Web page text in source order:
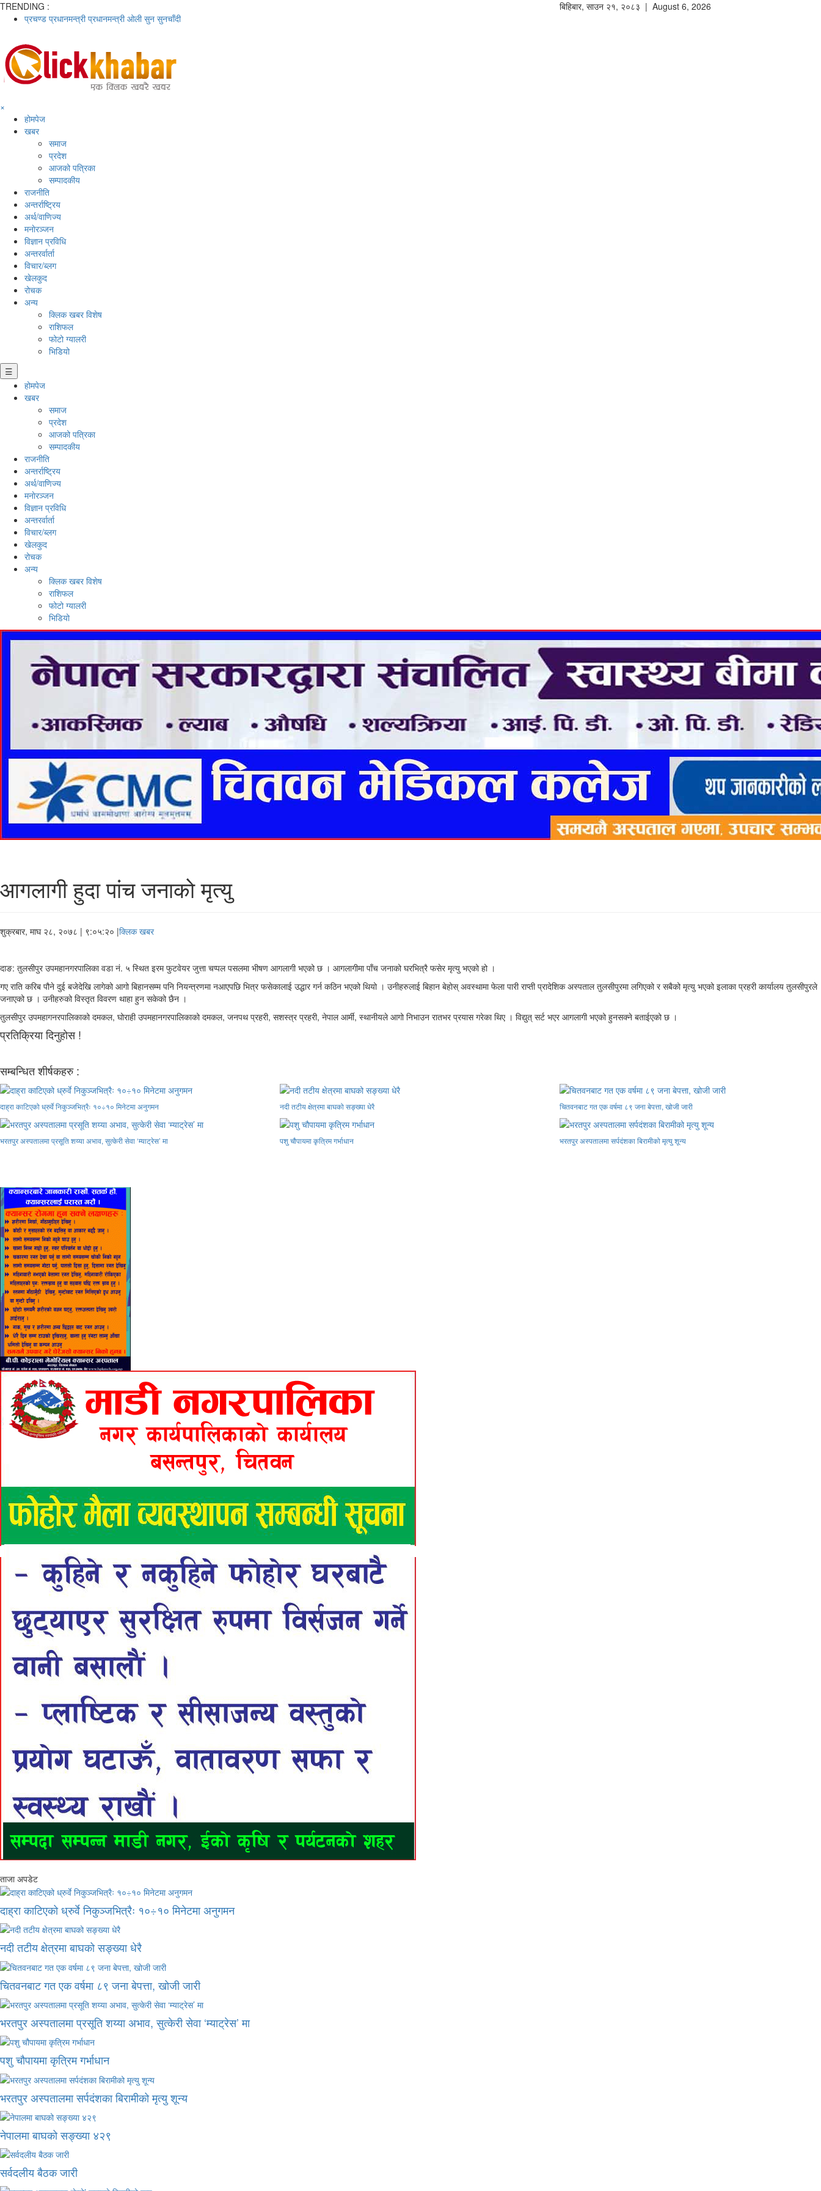
TRENDING :
प्रचण्ड प्रधानमन्त्री प्रधानमन्त्री ओली सुन सुनचाँदी
बिहिबार, साउन २१, २०८३ | August 6, 2026
×
होमपेज
खबर
समाज
प्रदेश
आजको पत्रिका
सम्पादकीय
राजनीति
अन्तर्राष्ट्रिय
अर्थ/वाणिज्य
मनाेरञ्जन
विज्ञान प्रविधि
अन्तरर्वार्ता
विचार/ब्लग
खेलकुद
रोचक
अन्य
क्लिक खबर विशेष
राशिफल
फोटो ग्यालरी
भिडियो
☰
होमपेज
खबर
समाज
प्रदेश
आजको पत्रिका
सम्पादकीय
राजनीति
अन्तर्राष्ट्रिय
अर्थ/वाणिज्य
मनाेरञ्जन
विज्ञान प्रविधि
अन्तरर्वार्ता
विचार/ब्लग
खेलकुद
रोचक
अन्य
क्लिक खबर विशेष
राशिफल
फोटो ग्यालरी
भिडियो
आगलागी हुदा पांच जनाकाे मृत्यु
शुक्रबार, माघ २८, २०७८ | ९:०५:२० |क्लिक खबर
दाङ: तुलसीपुर उपमहानगरपालिका वडा नं. ५ स्थित इरम फुटवेयर जुत्ता चप्पल पसलमा भीषण आगलागी भएको छ । आगलागीमा पाँच जनाको घरभित्रै फसेर मृत्यु भएको हो ।
गए राति करिब पौने दुई बजेदेखि लागेको आगो बिहानसम्म पनि नियन्त्रणमा नआएपछि भित्र फसेकालाई उद्धार गर्न कठिन भएको थियो । उनीहरुलाई बिहान बेहोस् अवस्थामा फेला पारी राप्ती प्रादेशिक अस्पताल तुलसीपुरमा लगिएको र सबैको मृत्यु भएको इलाका प्रहरी कार्यालय तुलसीपुरले
जनाएको छ । उनीहरुको विस्तृत विवरण थाहा हुन सकेको छैन ।
तुलसीपुर उपमहागनरपालिकाको दमकल, घोराही उपमहानगरपालिकाको दमकल, जनपथ प्रहरी, सशस्त्र प्रहरी, नेपाल आर्मी, स्थानीयले आगो निभाउन रातभर प्रयास गरेका थिए । विद्युत् सर्ट भएर आगलागी भएको हुनसक्ने बताईएको छ ।
प्रतिक्रिया दिनुहोस !
सम्बन्धित शीर्षकहरु :
दाह्रा काटिएको ध्रुर्वे निकुञ्जभित्रैः १०÷१० मिनेटमा अनुगमन नदी तटीय क्षेत्रमा बाघको सङ्ख्या धेरै चितवनबाट गत एक वर्षमा ८९ जना बेपत्ता, खोजी जारी
भरतपुर अस्पतालमा प्रसूति शय्या अभाव, सुत्केरी सेवा ‘म्याट्रेस’ मा पशु चौपायमा कृत्रिम गर्भाधान भरतपुर अस्पतालमा सर्पदंशका बिरामीको मृत्यु शून्य
ताजा अपडेट
दाह्रा काटिएको ध्रुर्वे निकुञ्जभित्रैः १०÷१० मिनेटमा अनुगमन
नदी तटीय क्षेत्रमा बाघको सङ्ख्या धेरै
चितवनबाट गत एक वर्षमा ८९ जना बेपत्ता, खोजी जारी
भरतपुर अस्पतालमा प्रसूति शय्या अभाव, सुत्केरी सेवा ‘म्याट्रेस’ मा
पशु चौपायमा कृत्रिम गर्भाधान
भरतपुर अस्पतालमा सर्पदंशका बिरामीको मृत्यु शून्य
नेपालमा बाघको सङ्ख्या ४२९
सर्वदलीय बैठक जारी